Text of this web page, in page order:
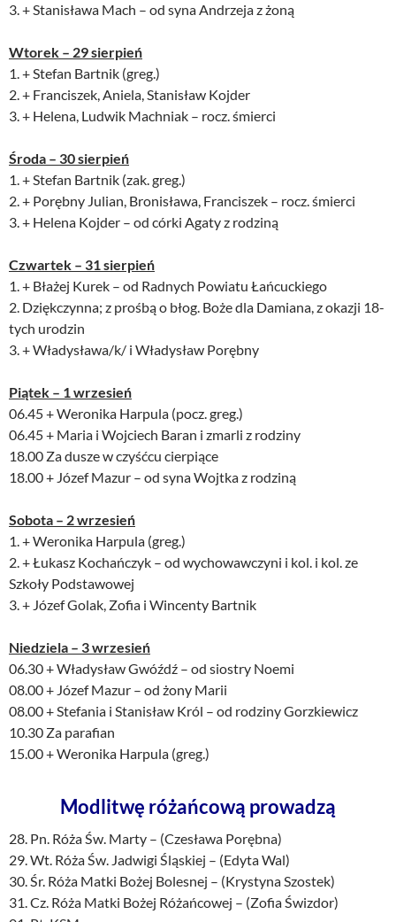
3. + Stanisława Mach – od syna Andrzeja z żoną
Wtorek – 29 sierpień
1. + Stefan Bartnik (greg.)
2. + Franciszek, Aniela, Stanisław Kojder
3. + Helena, Ludwik Machniak – rocz. śmierci
Środa – 30 sierpień
1. + Stefan Bartnik (zak. greg.)
2. + Porębny Julian, Bronisława, Franciszek – rocz. śmierci
3. + Helena Kojder – od córki Agaty z rodziną
Czwartek – 31 sierpień
1. + Błażej Kurek – od Radnych Powiatu Łańcuckiego
2. Dziękczynna; z prośbą o błog. Boże dla Damiana, z okazji 18-
tych urodzin
3. + Władysława/k/ i Władysław Porębny
Piątek – 1 wrzesień
06.45 + Weronika Harpula (pocz. greg.)
06.45 + Maria i Wojciech Baran i zmarli z rodziny
18.00 Za dusze w czyśćcu cierpiące
18.00 + Józef Mazur – od syna Wojtka z rodziną
Sobota – 2 wrzesień
1. + Weronika Harpula (greg.)
2. + Łukasz Kochańczyk – od wychowawczyni i kol. i kol. ze
Szkoły Podstawowej
3. + Józef Golak, Zofia i Wincenty Bartnik
Niedziela – 3 wrzesień
06.30 + Władysław Gwóźdź – od siostry Noemi
08.00 + Józef Mazur – od żony Marii
08.00 + Stefania i Stanisław Król – od rodziny Gorzkiewicz
10.30 Za parafian
15.00 + Weronika Harpula (greg.)
Modlitwę różańcową prowadzą
28. Pn. Róża Św. Marty – (Czesława Porębna)
29. Wt. Róża Św. Jadwigi Śląskiej – (Edyta Wal)
30. Śr. Róża Matki Bożej Bolesnej – (Krystyna Szostek)
31. Cz. Róża Matki Bożej Różańcowej – (Zofia Świzdor)